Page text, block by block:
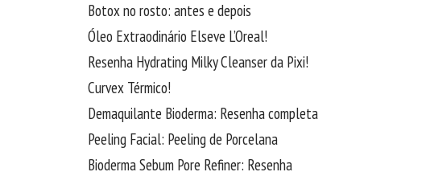
Botox no rosto: antes e depois
Óleo Extraodinário Elseve L’Oreal!
Resenha Hydrating Milky Cleanser da Pixi!
Curvex Térmico!
Demaquilante Bioderma: Resenha completa
Peeling Facial: Peeling de Porcelana
Bioderma Sebum Pore Refiner: Resenha